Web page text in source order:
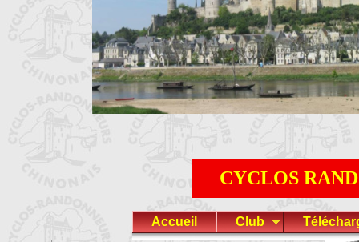
CYCLOS
Accueil Club